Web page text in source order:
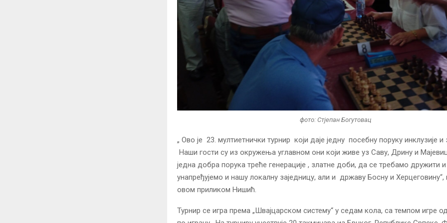
фото: Стјепан Богутовац
„ Ово је 23. мултиетнички турнир који даје једну посебну поруку инклузије и
Наши гости су из окружења углавном они који живе уз Саву, Дрину и
једна добра порука треће генерације , златне доби, да се требамо дружити
унапређујемо и нашу локалну заједницу, али и државу Босну и Херцеговину“,
овом приликом Нишић.
Турнир се игра према „Швајцарском систему“ у седам кола, са темпом игре